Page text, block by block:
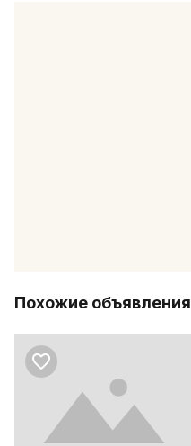
Похожие объявления